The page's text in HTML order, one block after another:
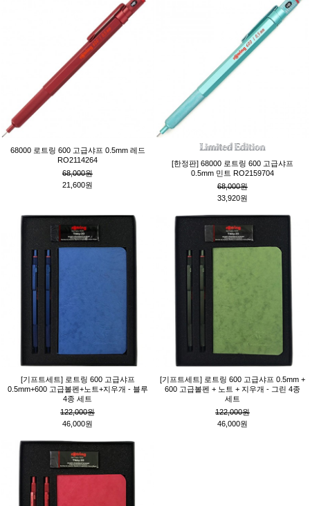
68000 로트링 600 고급샤프 0.5mm 레드
RO2114264
68,000원
21,600원
[한정판] 68000 로트링 600 고급샤프
0.5mm 민트 RO2159704
68,000원
33,920원
[기프트세트] 로트링 600 고급샤프
0.5mm+600 고급볼펜+노트+지우개 - 블루
4종 세트
122,000원
46,000원
[기프트세트] 로트링 600 고급샤프 0.5mm +
600 고급볼펜 + 노트 + 지우개 - 그린 4종
세트
122,000원
46,000원